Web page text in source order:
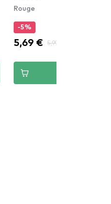
Rouge
-5%
5,69 € 5,99 €